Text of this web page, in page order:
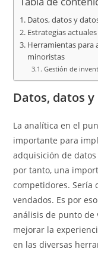
Datos, datos y
Estrategias
Herramientas para
minoristas
Gestión de
Datos, datos
La analítica en el
importante para
adquisición de
por tanto, una
competidores. Sería
vendados. Es por
análisis de punto de
mejorar la
en las diversas